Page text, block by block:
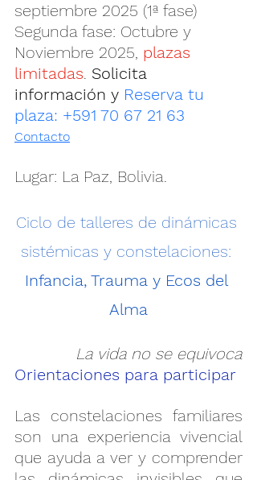
septiembre 2025 (1ª fase)
Segunda fase: Octubre y
Noviembre 2025, plazas
limitadas. Solicita
información y Reserva tu
plaza: +591 70 67 21 63
Contacto
Lugar: La Paz, Bolivia.
Ciclo de talleres de dinámicas
sistémicas y constelaciones:
Infancia, Trauma y Ecos del
Alma
La vida no se equivoca
Orientaciones para participar
Las constelaciones familiares
son una experiencia vivencial
que ayuda a ver y comprender